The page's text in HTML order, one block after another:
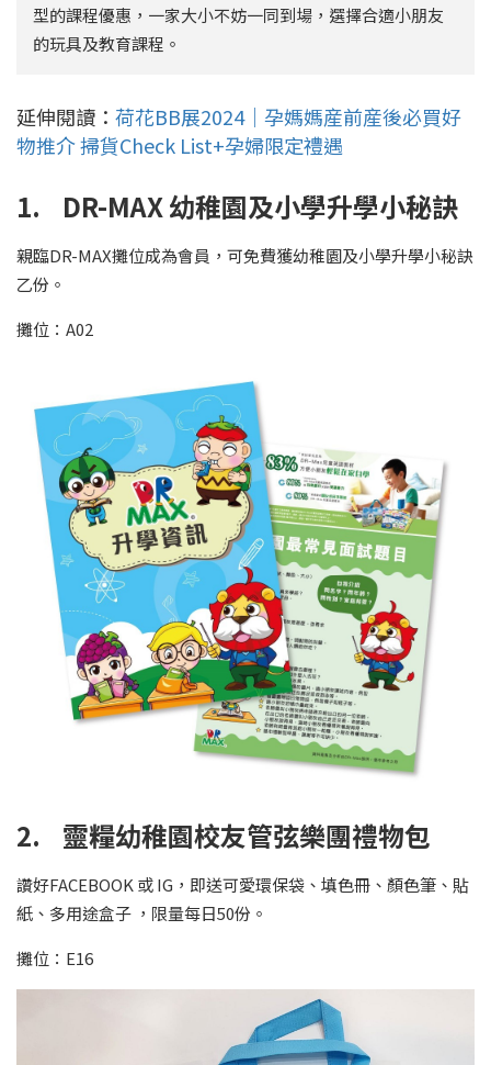
型的課程優惠，一家大小不妨一同到場，選擇合適小朋友
的玩具及教育課程。
延伸閱讀： 荷花BB展2024｜孕媽媽産前産後必買好
物推介 掃貨Check List+孕婦限定禮遇
1. DR-MAX 幼稚園及小學升學小秘訣
親臨DR-MAX攤位成為會員，可免費獲幼稚園及小學升學小秘訣
乙份。
攤位：A02
2. 靈糧幼稚園校友管弦樂團禮物包
讚好FACEBOOK 或 IG，即送可愛環保袋、填色冊、顏色筆、貼
紙、多用途盒子 ，限量每日50份。
攤位：E16